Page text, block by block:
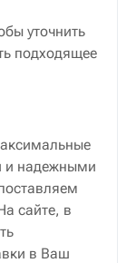
уточнить
подходящее
и надежными
сайте, в
в Ваш